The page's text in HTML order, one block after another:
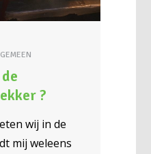
?
wij in de
mij weleens